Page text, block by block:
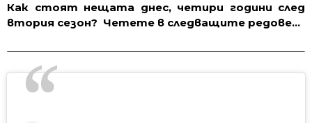
Как стоят нещата днес, четири години след
втория сезон? Четете в следващите редове…